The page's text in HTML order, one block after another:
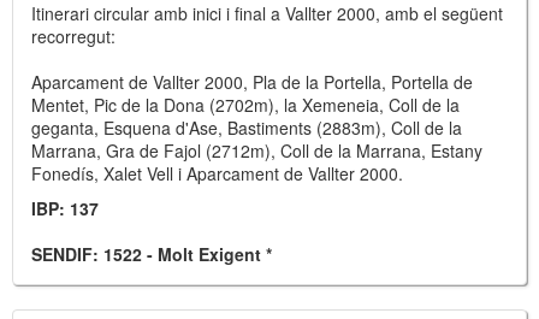
Itinerari circular amb inici i final a Vallter 2000, amb el següent
recorregut:
Aparcament de Vallter 2000, Pla de la Portella, Portella de
Mentet, Pic de la Dona (2702m), la Xemeneia, Coll de la
geganta, Esquena d'Ase, Bastiments (2883m), Coll de la
Marrana, Gra de Fajol (2712m), Coll de la Marrana, Estany
Fonedís, Xalet Vell i Aparcament de Vallter 2000.
IBP: 137
SENDIF: 1522 - Molt Exigent *